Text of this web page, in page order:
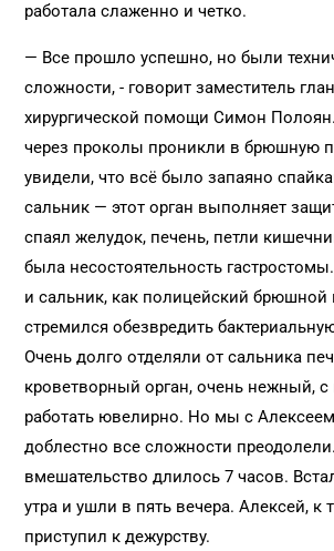
работала слаженно и четко.
— Все прошло успешно, но были
сложности, - говорит заместитель
хирургической помощи Симон
через проколы проникли в брюшную
увидели, что всё было запаяно
сальник — этот орган выполняет
спаял желудок, печень, петли
была несостоятельность
и сальник, как полицейский брюшной
стремился обезвредить
Очень долго отделяли от сальника
кроветворный орган, очень нежный,
работать ювелирно. Но мы с
доблестно все сложности
вмешательство длилось 7 часов.
утра и ушли в пять вечера. Алексей, к
приступил к дежурству.